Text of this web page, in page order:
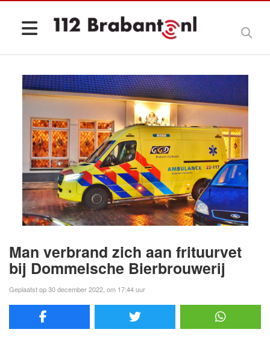
Man verbrand zich aan frituurvet
bij Dommelsche Bierbrouwerij
Geplaatst op 30 december 2022, om 17:44 uur